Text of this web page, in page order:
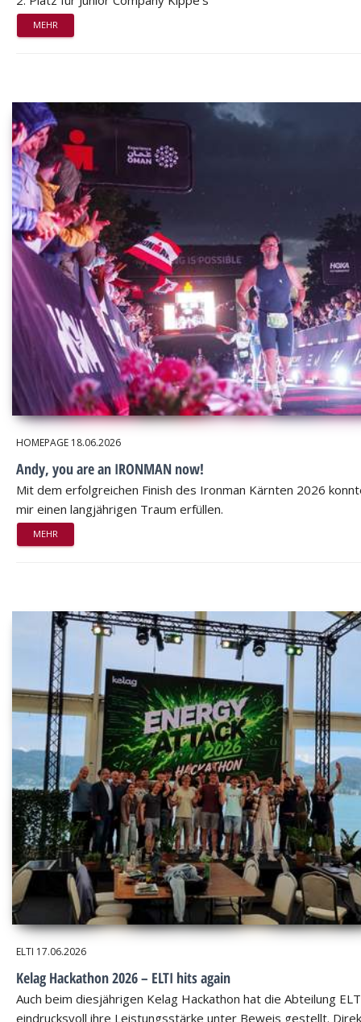
MEHR
HOMEPAGE 18.06.2026
Andy, you are an IRONMAN now!
Mit dem erfolgreichen Finish des Ironman Kärnten 2026
mir einen langjährigen Traum erfüllen.
MEHR
ELTI 17.06.2026
Kelag Hackathon 2026 – ELTI hits again
Auch beim diesjährigen Kelag Hackathon hat die Abteilung
eindrucksvoll ihre Leistungsstärke unter Beweis gestellt.